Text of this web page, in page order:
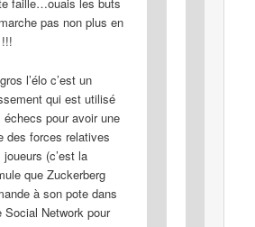
faille…ouais les buts
pas non plus en
l’élo c’est un
qui est utilisé
échecs pour avoir une
des forces relatives
joueurs (c’est la
que Zuckerberg
à son pote dans
Social Network pour